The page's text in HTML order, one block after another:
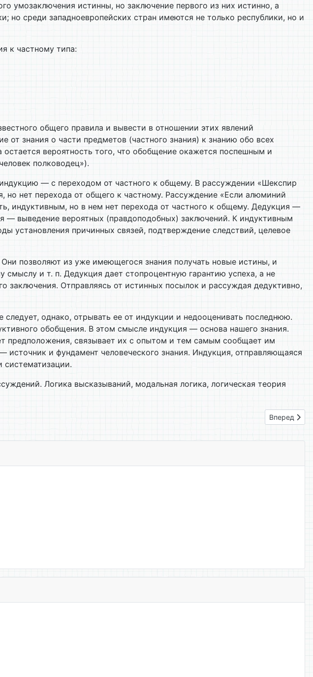
умозаключения истинны, но заключение первого из них истинно, а
но среди западноевропейских стран имеются не только республики, но и
к частному типа:
общего правила и вывести в отношении этих явлений
знания о части предметов (частного знания) к знанию обо всех
вероятность того, что обобщение окажется поспешным и
полководец»).
— с переходом от частного к общему. В рассуждении «Шекспир
но нет перехода от общего к частному. Рассуждение «Если алюминий
индуктивным, но в нем нет перехода от частного к общему. Дедукция —
— выведение вероятных (правдоподобных) заключений. К индуктивным
установления причинных связей, подтверждение следствий, целевое
позволяют из уже имеющегося знания получать новые истины, и
и т. п. Дедукция дает стопроцентную гарантию успеха, а не
Отправляясь от истинных посылок и рассуждая дедуктивно,
однако, отрывать ее от индукции и недооценивать последнюю.
обобщения. В этом смысле индукция — основа нашего знания.
предположения, связывает их с опытом и тем самым сообщает им
и фундамент человеческого знания. Индукция, отправляющаяся
систематизации.
Логика высказываний, модальная логика, логическая теория
Следующий:
Вперед